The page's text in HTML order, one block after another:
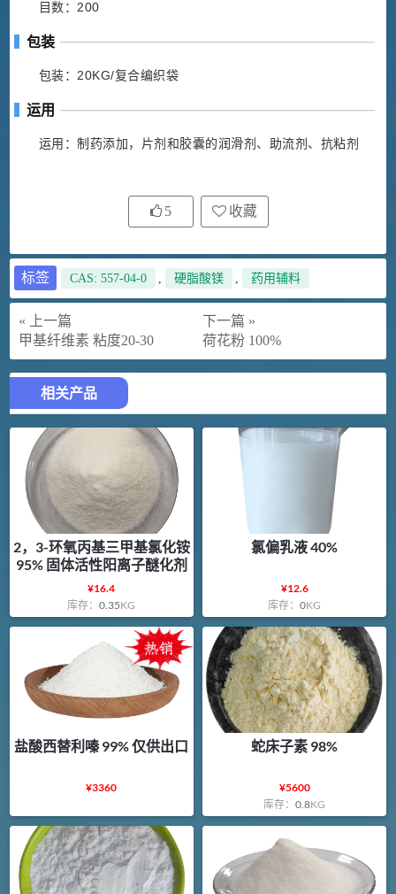
目数：200
包装
包装：20KG/复合编织袋
运用
运用：制药添加，片剂和胶囊的润滑剂、助流剂、抗粘剂
5 收藏
标签 CAS: 557-04-0 , 硬脂酸镁 , 药用辅料
« 上一篇
甲基纤维素 粘度20-30
下一篇 »
荷花粉 100%
相关产品
2，3-环氧丙基三甲基氯化铵
95% 固体活性阳离子醚化剂
¥16.4
库存：0.35KG
氯偏乳液 40%
¥12.6
库存：0KG
盐酸西替利嗪 99% 仅供出口
¥3360
蛇床子素 98%
¥5600
库存：0.8KG